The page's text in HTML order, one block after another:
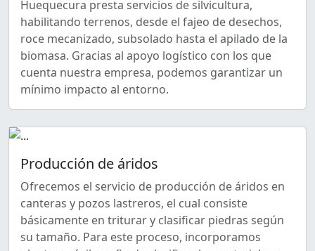
Huequecura presta servicios de silvicultura,
habilitando terrenos, desde el fajeo de desechos,
roce mecanizado, subsolado hasta el apilado de la
biomasa. Gracias al apoyo logístico con los que
cuenta nuestra empresa, podemos garantizar un
mínimo impacto al entorno.
Producción de áridos
Ofrecemos el servicio de producción de áridos en
canteras y pozos lastreros, el cual consiste
básicamente en triturar y clasificar piedras según
su tamaño. Para este proceso, incorporamos